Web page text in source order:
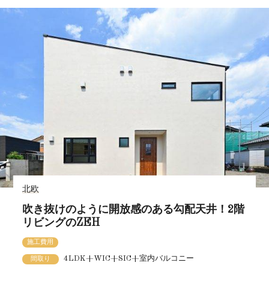
北欧
吹き抜けのように開放感のある勾配天井！2階
リビングのZEH
施工費用
間取り 4LDK+WIC+SIC+室内バルコニー